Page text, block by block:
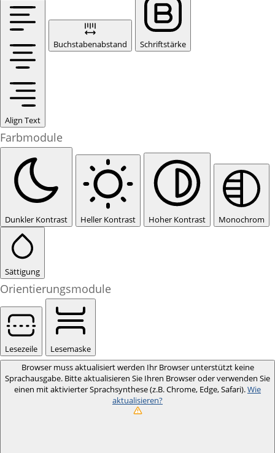
Align Text
Buchstabenabstand Schriftstärke
Farbmodule
Dunkler Kontrast Heller Kontrast Hoher Kontrast Monochrom
Sättigung
Orientierungsmodule
Lesezeile
Lesemaske
Browser muss aktualisiert werden Ihr Browser unterstützt keine
Sprachausgabe. Bitte aktualisieren Sie Ihren Browser oder verwenden Sie
einen mit aktivierter Sprachsynthese (z.B. Chrome, Edge, Safari).Wie
aktualisieren?